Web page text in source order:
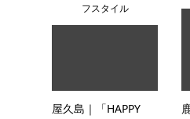
フスタイル
屋久島｜「HAPPY